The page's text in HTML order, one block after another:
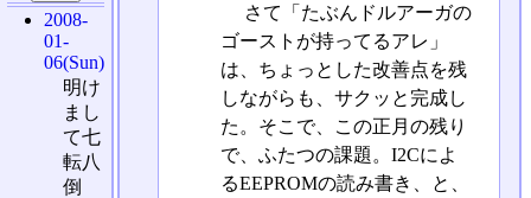
さて「たぶんドルアーガの
ゴーストが持ってるアレ」
は、ちょっとした改善点を残
しながらも、サクッと完成し
た。そこで、この正月の残り
で、ふたつの課題。I2Cによ
るEEPROMの読み書き、と、
2008-
01-
06(Sun)
明け
まし
て七
転八
倒